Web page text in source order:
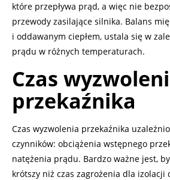
które przepływa prąd, a więc nie
przewody zasilające silnika. Balans
i oddawanym ciepłem, ustala się w
prądu w różnych temperaturach.
Czas
przekaźnika
Czas wyzwolenia przekaźnika
czynników: obciążenia wstępnego
natężenia prądu. Bardzo ważne jest,
krótszy niż czas zagrożenia dla izolacji